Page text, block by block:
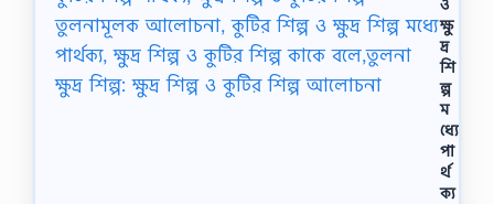
ক্ষু
দ্র
শি
ল্প
ম
ধ্যে
পা
র্থ
ক্য